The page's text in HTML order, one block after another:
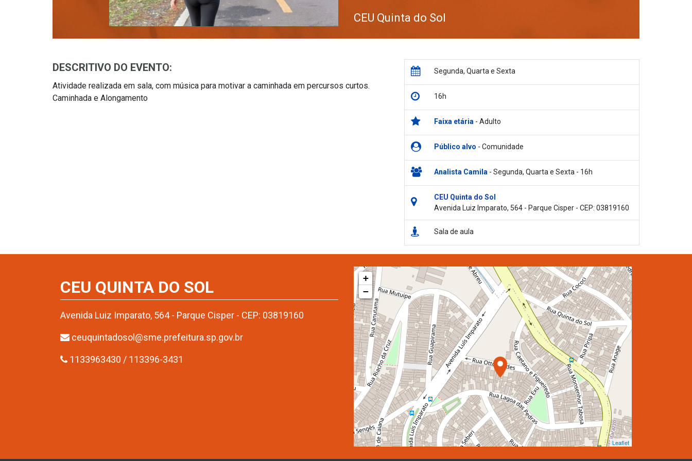
CEU Quinta do Sol
DESCRITIVO DO EVENTO:
Atividade realizada em sala, com música para motivar a caminhada em percursos curtos.
Caminhada e Alongamento
Segunda, Quarta e Sexta
16h
Faixa etária- Adulto
Público alvo - Comunidade
Analista Camila- Segunda, Quarta e Sexta - 16h
CEU Quinta do Sol
Avenida Luiz Imparato, 564 - Parque Cisper - CEP: 03819160
Sala de aula
CEU QUINTA DO SOL
Avenida Luiz Imparato, 564 - Parque Cisper - CEP: 03819160
ceuquintadosol@sme.prefeitura.sp.gov.br
1133963430 / 113396-3431
+
−
Leaflet